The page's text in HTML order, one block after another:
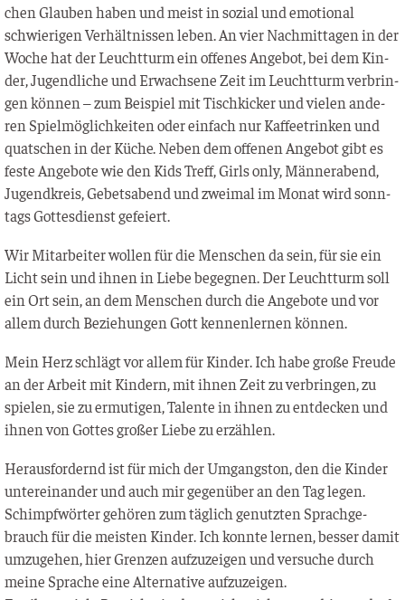
chen Glau­ben haben und meist in sozi­al und emo­tio­nal
schwie­ri­gen Ver­hält­nis­sen leben. An vier Nach­mit­ta­gen in der
Woche hat der Leucht­turm ein offe­nes Ange­bot, bei dem Kin­
der, Jugend­li­che und Erwach­se­ne Zeit im Leucht­turm ver­brin­
gen kön­nen – zum Bei­spiel mit Tisch­ki­cker und vie­len ande­
ren Spiel­mög­lich­kei­ten oder ein­fach nur Kaf­fee­trin­ken und
quat­schen in der Küche. Neben dem offe­nen Ange­bot gibt es
fes­te Ange­bo­te wie den Kids Treff, Girls only, Män­ner­abend,
Jugend­kreis, Gebets­abend und zwei­mal im Monat wird sonn­
tags Got­tes­dienst gefeiert.
Wir Mit­ar­bei­ter wol­len für die Men­schen da sein, für sie ein
Licht sein und ihnen in Lie­be begeg­nen. Der Leucht­turm soll
ein Ort sein, an dem Men­schen durch die Ange­bo­te und vor
allem durch Bezie­hun­gen Gott ken­nen­ler­nen können.
Mein Herz schlägt vor allem für Kin­der. Ich habe gro­ße Freu­de
an der Arbeit mit Kin­dern, mit ihnen Zeit zu ver­brin­gen, zu
spie­len, sie zu ermu­ti­gen, Talen­te in ihnen zu ent­de­cken und
ihnen von Got­tes gro­ßer Lie­be zu erzählen.
Her­aus­for­dernd ist für mich der Umgangs­ton, den die Kin­der
unter­ein­an­der und auch mir gegen­über an den Tag legen.
Schimpf­wör­ter gehö­ren zum täg­lich genutz­ten Sprach­ge­
brauch für die meis­ten Kin­der. Ich konn­te ler­nen, bes­ser damit
umzu­ge­hen, hier Gren­zen auf­zu­zei­gen und ver­su­che durch
mei­ne Spra­che eine Alter­na­ti­ve aufzuzeigen.